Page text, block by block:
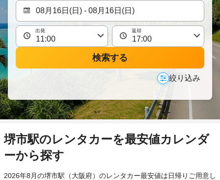
出発 返却
検索する
絞り込み
堺市駅のレンタカーを最安値カレンダ
ーから探す
2026年8月の堺市駅（大阪府）のレンタカー最安値は日帰り ご用意し